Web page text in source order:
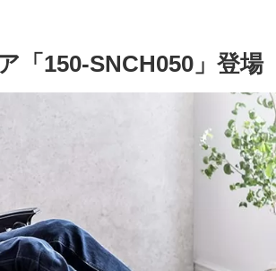
「150-SNCH050」登場